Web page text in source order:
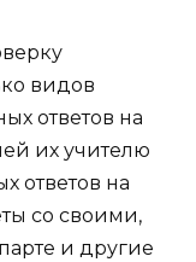
видов
ответов на
их учителю
ответов на
со своими,
и другие